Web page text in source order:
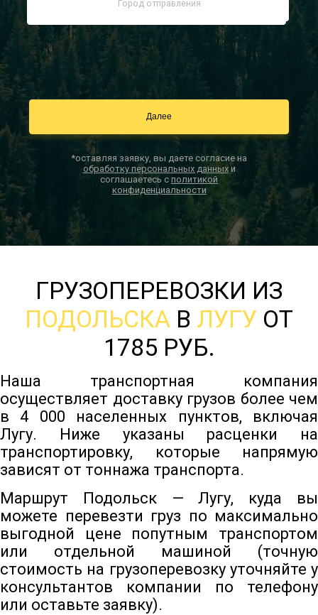
*оставляя заявку, вы даете согласие на
обработку персональных данныхи
соглашаетесь с политикой
конфиденциальности
ГРУЗОПЕРЕВОЗКИ ИЗ
ПОДОЛЬСКА В ЛУГУ ОТ
1785 РУБ.
Наша транспортная компания
осуществляет доставку грузов более чем
в 4 000 населенных пунктов, включая
Лугу. Ниже указаны расценки на
транспортировку, которые напрямую
зависят от тоннажа транспорта.
Маршрут Подольск — Лугу, куда вы
можете перевезти груз по максимально
выгодной цене попутным транспортом
или отдельной машиной (точную
стоимость на грузоперевозку уточняйте у
консультантов компании по телефону
или оставьте заявку).